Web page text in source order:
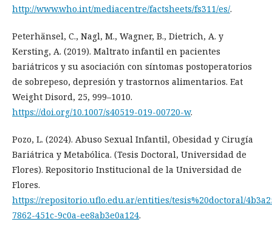
http://www.who.int/mediacentre/factsheets/fs311/es/.
Peterhänsel, C., Nagl, M., Wagner, B., Dietrich, A. y
Kersting, A. (2019). Maltrato infantil en pacientes
bariátricos y su asociación con síntomas postoperatorios
de sobrepeso, depresión y trastornos alimentarios. Eat
Weight Disord, 25, 999–1010.
https://doi.org/10.1007/s40519-019-00720-w.
Pozo, L. (2024). Abuso Sexual Infantil, Obesidad y Cirugía
Bariátrica y Metabólica. (Tesis Doctoral, Universidad de
Flores). Repositorio Institucional de la Universidad de
Flores.
https://repositorio.uflo.edu.ar/entities/tesis%20doctoral/
7862-451c-9c0a-ee8ab3e0a124.